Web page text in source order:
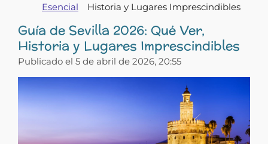
Esencial
Historia y Lugares Imprescindibles
Guía de Sevilla 2026: Qué Ver,
Historia y Lugares Imprescindibles
Publicado el 5 de abril de 2026, 20:55